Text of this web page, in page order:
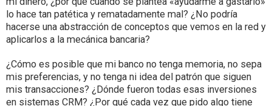
lo hace tan patética y rematadamente mal? ¿No podría
hacerse una abstracción de conceptos que vemos en la red y
aplicarlos a la mecánica bancaria?
¿Cómo es posible que mi banco no tenga memoria, no sepa
mis preferencias, y no tenga ni idea del patrón que siguen
mis transacciones? ¿Dónde fueron todas esas inversiones
en sistemas CRM? ¿Por qué cada vez que pido algo tiene